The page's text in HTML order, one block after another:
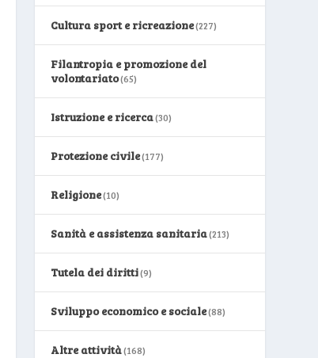
Cultura sport e ricreazione(227)
Filantropia e promozione del
volontariato(65)
Istruzione e ricerca(30)
Protezione civile(177)
Religione(10)
Sanità e assistenza sanitaria(213)
Tutela dei diritti(9)
Sviluppo economico e sociale(88)
Altre attività(168)